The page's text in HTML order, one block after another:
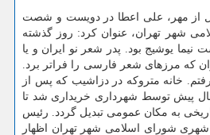
از مهر، علی اعطا در دویست و شصت
شهر تهران، عنوان کرد: روز گذشته
یوشیج بود. پدر شعر نو ایران و یا
که مرزهای شعر فارسی را فراتر برد.
رفتم. خانه متروکه در دزاشیب که پس از
ها کشاکش حدود ۲ سال پیش توسط شهرداری خریداری شد تا
به مکان عمومی تبدیل گردد. رئیس
شورای اسلامی شهر تهران اظهار